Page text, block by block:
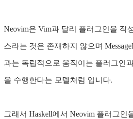
Neovim은 Vim과 달리 플러그인을 작
스라는 것은 존재하지 않으며
과는 독립적으로 움직이는 플러그인
을 수행한다는 모델처럼 입니다.
그래서 Haskell에서 Neovim 플러그인